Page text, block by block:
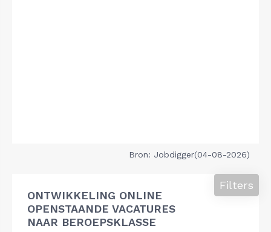
Bron: Jobdigger(04-08-2026)
ONTWIKKELING ONLINE
OPENSTAANDE VACATURES
NAAR BEROEPSKLASSE
Filters